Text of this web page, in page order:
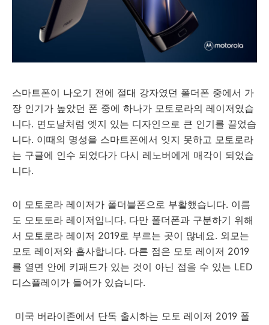
스마트폰이 나오기 전에 절대 강자였던 폴더폰 중에서 가
장 인기가 높았던 폰 중에 하나가 모토로라의 레이저였습
니다. 면도날처럼 엣지 있는 디자인으로 큰 인기를 끌었습
니다. 이때의 명성을 스마트폰에서 잇지 못하고 모토로라
는 구글에 인수 되었다가 다시 레노버에게 매각이 되었습
니다.
이 모토로라 레이저가 폴더블폰으로 부활했습니다. 이름
도 모토토라 레이저입니다. 다만 폴더폰과 구분하기 위해
서 모토로라 레이저 2019로 부르는 곳이 많네요. 외모는
모토 레이저와 흡사합니다. 다른 점은 모토 레이저 2019
를 열면 안에 키패드가 있는 것이 아닌 접을 수 있는 LED
디스플레이가 들어가 있습니다.
미국 버라이존에서 단독 출시하는 모토 레이저 2019 폴